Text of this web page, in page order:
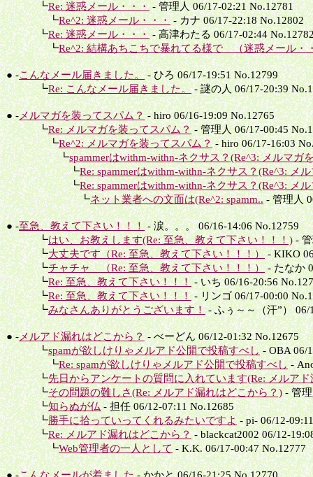
┗Re: 迷惑メール・・・- 管理人 06/17-02:21 No.12781
┗Re^2: 迷惑メール・・・- カナ 06/17-22:18 No.12802
┗Re: 迷惑メール・・・- 高津わたる 06/17-02:44
┗Re^2: 結構あちこちで暴れてる様で （迷惑メール・
● -こんなメール届きました。- ひろ 06/17-19:51 No.12799
┗Re: こんなメール届きました。- 謎の人 06/17-20:39
● -メルマガを装ってスパム？- hiro 06/16-19:09 No.12765
┗Re: メルマガを装ってスパム？- 管理人 06/17-00:45
┗Re^2: メルマガを装ってスパム？- hiro 06/17-16:03
┗spammerはwithm-withn-ネクサス？(Re^3: メルマガ
┗Re: spammerはwithm-withn-ネクサス？(Re^3: メ
┗Re: spammerはwithm-withn-ネクサス？(Re^3: メ
┗ネット業者への文面は(Re^2: spamm..- 管理人
● -至急、教えて下さい！！！- 涙。。。 06/16-14:06 No.12759
┗はい、お教えします(Re: 至急、教えて下さい！！！)- 管
┗大丈夫です（Re: 至急、教えて下さい！！！）- KIKO
┗チャチャ （Re: 至急、教えて下さい！！！）- たなか
┗Re: 至急、教えて下さい！！！- いち 06/16-20:56
┗Re: 至急、教えて下さい！！！- リンゴ 06/17-00:00
┗みなさんありがとうございます！- ふぅ～～（汗”） 06/
● -メルアド漏れはどこから？- べーどん 06/12-01:32 No.12675
┗spamが欲しけりゃメルアド公開で投稿すべし- OBA 06/
┗Re: spamが欲しけりゃメルアド公開で投稿すべし-
┗先日からアンケートの質問に入れています(Re: メルアド
┗その問題の難しさ(Re: メルアド漏れはどこから？)- 管理
┗知らぬが仏- 担任 06/12-07:11 No.12685
┗勝手に拾っていってくれるみたいですよ- pi- 06/12-
┗Re: メルアド漏れはどこから？- blackcat2002 06/12-
┗Web管理者の一人として- K.K. 06/17-00:47 No.12777